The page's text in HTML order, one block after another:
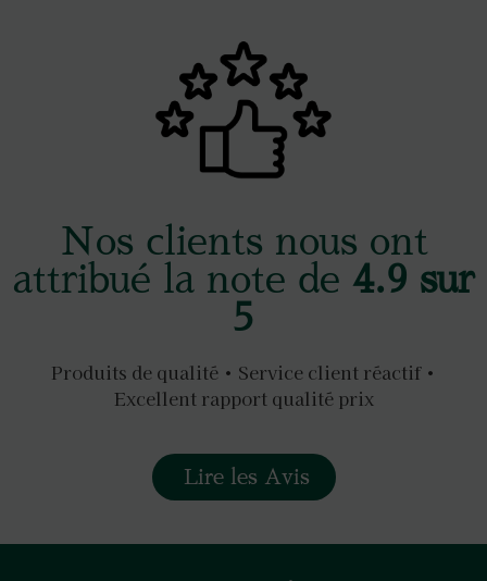
Nos clients nous ont
attribué la note de 4.9 sur
5
Produits de qualité • Service client réactif •
Excellent rapport qualité prix
Lire les Avis